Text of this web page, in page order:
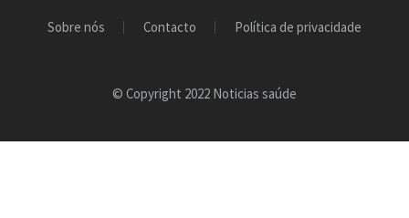
Sobre nós Contacto Política de privacidade
© Copyright 2022 Noticias saúde